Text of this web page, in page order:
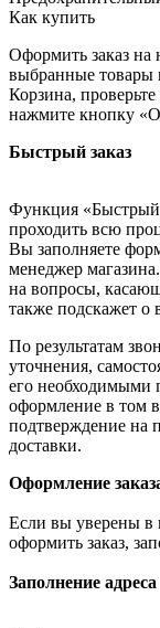
Как купить
Оформить заказ на
выбранные товары
Корзина,
нажмите кнопку
Быстрый заказ
Функция «Быстрый
проходить всю
Вы заполняете
менеджер
на вопросы,
также подскажет о
По результатам
уточнения,
его необходимыми
оформление в том
подтверждение на
доставки.
Оформление
Если вы уверены в
оформить заказ,
Заполнение адреса